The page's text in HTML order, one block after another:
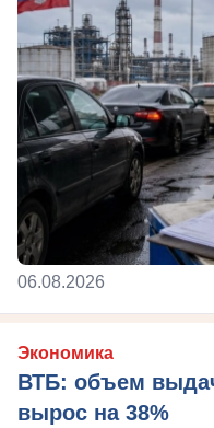
06.08.2026
Экономика
ВТБ: объем
вырос на 38%